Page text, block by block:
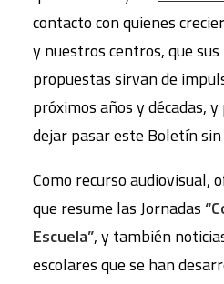
contacto con quienes
y nuestros centros, que sus
propuestas sirvan de
próximos años y décadas,
dejar pasar este Boletín
Como recurso audiovisual,
que resume las Jornadas
Escuela”, y también
escolares que se han